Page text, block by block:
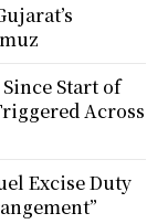
Start of
Across
Excise Duty